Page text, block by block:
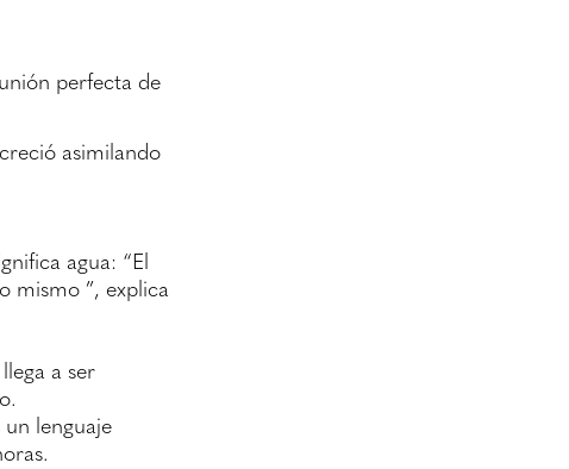
perfecta de
asimilando
agua: “El
mismo ”, explica
a ser
lenguaje